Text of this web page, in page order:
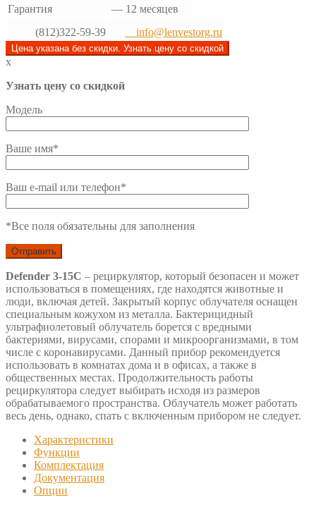
Гарантия
— 12 месяцев
(812)322-59-39
info@lenvestorg.ru
Цена указана без скидки. Узнать цену со скидкой
x
Узнать цену со скидкой
Модель
Ваше имя*
Ваш e-mail или телефон*
*Все поля обязательны для заполнения
Defender 3-15С – рециркулятор, который безопасен и может
использоваться в помещениях, где находятся животные и
люди, включая детей. Закрытый корпус облучателя оснащен
специальным кожухом из металла. Бактерицидный
ультрафиолетовый облучатель борется с вредными
бактериями, вирусами, спорами и микроорганизмами, в том
числе с коронавирусами. Данный прибор рекомендуется
использовать в комнатах дома и в офисах, а также в
общественных местах. Продолжительность работы
рециркулятора следует выбирать исходя из размеров
обрабатываемого пространства. Облучатель может работать
весь день, однако, спать с включенным прибором не следует.
Характеристики
Функции
Комплектация
Документация
Опции